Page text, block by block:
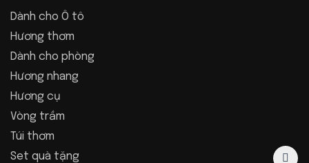
Dành cho Ô tô
Hương thơm
Dành cho phòng
Hương nhang
Hương cụ
Vòng trầm
Túi thơm
Set quà tặng